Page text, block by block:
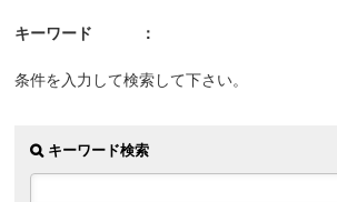
キーワード
条件を入力して検索して下さい。
キーワード検索